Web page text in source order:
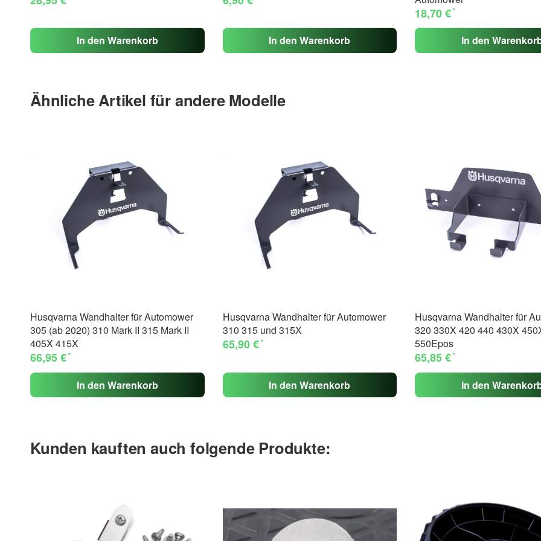
In den Warenkorb In den Warenkorb
18,70 €*
In den
Ähnliche Artikel für andere Modelle
Husqvarna Wandhalter für Automower
305 (ab 2020) 310 Mark II 315 Mark II
405X 415X
66,95 €*
In den Warenkorb
Husqvarna Wandhalter für Automower
310 315 und 315X
65,90 €*
In den Warenkorb
Husqvarna Wandhalter für
320 330X 420 440 430X
550Epos
65,85 €*
In den
Kunden kauften auch folgende Produkte: